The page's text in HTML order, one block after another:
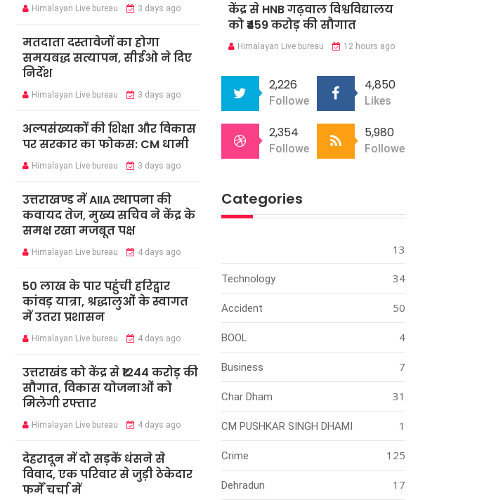
Himalayan Live bureau 3 days ago
मतदाता दस्तावेजों का होगा
समयबद्ध सत्यापन, सीईओ ने दिए
निर्देश
Himalayan Live bureau 3 days ago
अल्पसंख्यकों की शिक्षा और विकास
पर सरकार का फोकस: CM धामी
Himalayan Live bureau 3 days ago
उत्तराखण्ड में AIIA स्थापना की
कवायद तेज, मुख्य सचिव ने केंद्र के
समक्ष रखा मजबूत पक्ष
Himalayan Live bureau 4 days ago
50 लाख के पार पहुंची हरिद्वार
कांवड़ यात्रा, श्रद्धालुओं के स्वागत
में उतरा प्रशासन
Himalayan Live bureau 4 days ago
उत्तराखंड को केंद्र से ₹1244 करोड़ की
सौगात, विकास योजनाओं को
मिलेगी रफ्तार
Himalayan Live bureau 4 days ago
देहरादून में दो सड़कें धंसने से
विवाद, एक परिवार से जुड़ी ठेकेदार
फर्में चर्चा में
केंद्र से HNB गढ़वाल विश्वविद्यालय
को ₹459 करोड़ की सौगात
Himalayan Live bureau 12 hours ago
2,226
Followers
4,850
Likes
2,354
Followers
5,980
Followers
Categories
13
Technology 34
Accident 50
BOOL 4
Business 7
Char Dham 31
CM PUSHKAR SINGH DHAMI 1
Crime 125
Dehradun 17